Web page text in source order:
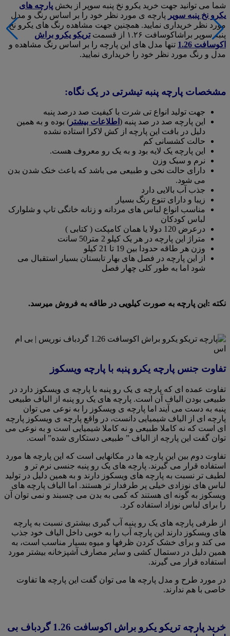
شما می توانید جهت خرید یکرو نخ پنبه سوپر از بخش پارچه های
یکرو نخ پنبه سوپر پارچه ی مورد نظر خود را بر اساس رنگ و مدل
مورد نظر خریداری نمایید. همچنین جهت مشاهده رنگ های یکرو نخ
پنبه سوپر براشاکوسافت ۱.۲۶ از قسمت
تریکو یکرو براش
اکوسافت 1.26
تنها مدل های این پارچه را بر اساس رنگ مشاهده و
مدل و رنگ مورد نظر خود را خریداری نمایید.
مشخصات پارچه پنبه تیشرتی در یک نگاه:
جهت تولید انواع تی شرت با کیفیت صد درصد پنبه
این پارچه صد در صد پنبه ( اطلاعات بیشتر ) بوده و به همین
دلیل در بافت این پارچه از کش لاکرا استاده نشده
حالت کشسانی کم
این پارچه یک لایه بود و به یک رو معروف هست.
نرم و سبک وزن
دارای حالت نخی و طبیعی می باشد که باعث خنک شدن بدن
می شود.
جذب آب بالایی دارد
زیبا و دارای تنوع رنگ بسیار
مناسب انواع لباس های مردانه و زنانه خانگی تاپ و شلوارک
لباس کودکان
درعرض 120 دولا یا همان کامپکت ( کتابی )
متراژ این پارچه در هر یک کیلو 2 متر50 سانت
وزن هر طاقه حدودا بین 19 تا 21 کیلو
از این پارچه در فصل های بهار تابستان بسیار استقبال می
شود اما به طور کلی چهار فصل
نکته :این پارچه به صورت کیلویی در طاقه به فروش میرسد.
تفاوت جنس پارچه یکرو پنبه با پارچه ویسکوز
تفاوت عمده ای که پارچه ی یک رو پنبه با پارچه ی ویسکوز دارد در
طبیعی بودن الیاف آن است. پارچه های یک رو پنبه از الیاف طبیعی
پنبه به دست می آیند اما پارچه ی ویسکوز را به نوعی می توان
پارچه ای از الیاف شیمیایی دانست، در واقع پارچه ی ویسکوز پارچه
ای است که نه کاملا طبیعی و نه کاملا شیمیایی است و به نوعی می
توان گفت این پارچه از الیاف ” طبیعی دستکاری شده” است.
تفاوت دوم بین این پارچه ها در مکانهایی است که این پارچه ها مورد
استفاده قرار می گیرند. پارچه های یک رو پنبه جنسی نرم تر و
لطیف تر نسبت به پارچه های ویسکوز دارند و به همین دلیل در تولید
لباس های نوزادی خیلی پر طرفدار تر هستند. اما الیاف پارچه های
ویسکوز به گونه ای هستند که کمی به بدن می چسبند و نمی توان آن
را برای لباس نوزاد استفاده کرد.
از طرفی پارچه های یک رو پنبه آب گیری بیشتری نسبت به پارچه
های ویسکوز دارند این پارچه آب را به خوبی داخل الیاف خود جذب
می کند و برای خشک کردن ظرفها و میوه بسیار مناسب است، به
همین دلیل در دستمال کشی و سایر مصارف آشپزخانه بیشتر مورد
استفاده قرار می گیرند.
در مورد طرح و مدل پارچه ها می توان گفت این پارچه ها تفاوت
خاصی با هم ندارند‌.
خرید پارچه تریکو یکرو براش اکوسافت 1.26 گردباف بی